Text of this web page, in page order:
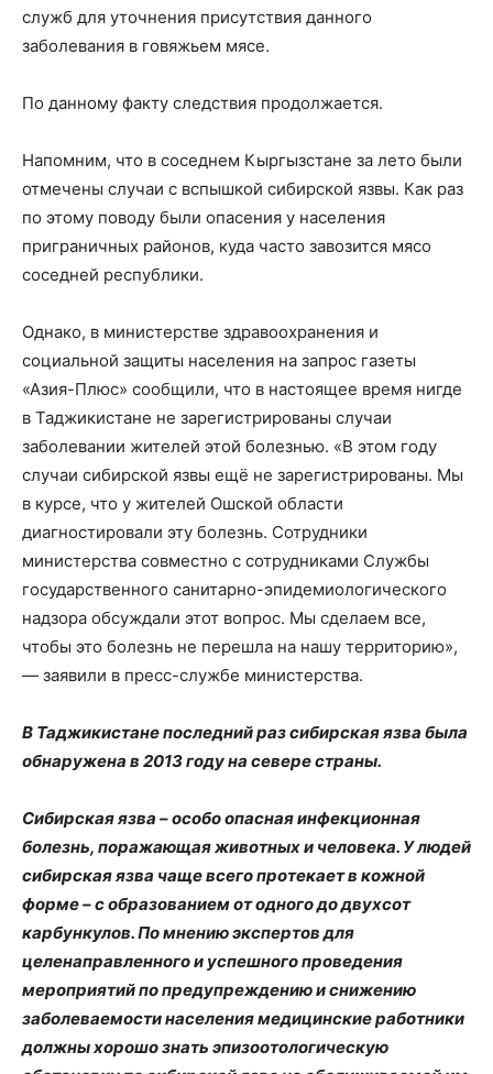
служб для уточнения присутствия данного
заболевания в говяжьем мясе.
По данному факту следствия продолжается.
Напомним, что в соседнем Кыргызстане за лето были
отмечены случаи с вспышкой сибирской язвы. Как раз
по этому поводу были опасения у населения
приграничных районов, куда часто завозится мясо
соседней республики.
Однако, в министерстве здравоохранения и
социальной защиты населения на запрос газеты
«Азия-Плюс» сообщили, что в настоящее время нигде
в Таджикистане не зарегистрированы случаи
заболевании жителей этой болезнью. «В этом году
случаи сибирской язвы ещё не зарегистрированы. Мы
в курсе, что у жителей Ошской области
диагностировали эту болезнь. Сотрудники
министерства совместно с сотрудниками Службы
государственного санитарно-эпидемиологического
надзора обсуждали этот вопрос. Мы сделаем все,
чтобы это болезнь не перешла на нашу территорию»,
— заявили в пресс-службе министерства.
В Таджикистане последний раз сибирская язва была
обнаружена в 2013 году на севере страны.
Сибирская язва – особо опасная инфекционная
болезнь, поражающая животных и человека. У людей
сибирская язва чаще всего протекает в кожной
форме – с образованием от одного до двухсот
карбункулов. По мнению экспертов для
целенаправленного и успешного проведения
мероприятий по предупреждению и снижению
заболеваемости населения медицинские работники
должны хорошо знать эпизоотологическую